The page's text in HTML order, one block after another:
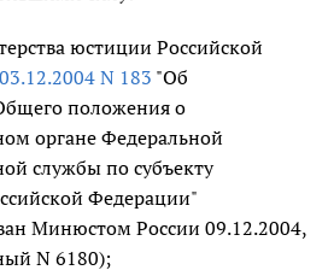
юстиции Российской
N 183 "Об
положения о
органе Федеральной
службы по субъекту
Федерации"
Минюстом России 09.12.2004,
N 6180);